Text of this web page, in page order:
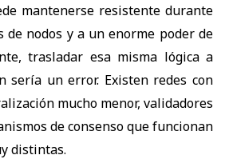
mantenerse resistente durante
de nodos y a un enorme poder de
trasladar esa misma lógica a
sería un error. Existen redes con
mucho menor, validadores
de consenso que funcionan
distintas.